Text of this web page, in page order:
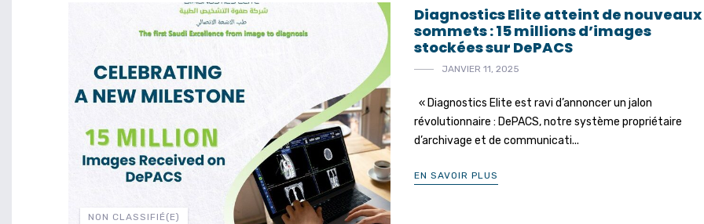
NON CLASSIFIÉ(E)
Diagnostics Elite atteint de nouveaux
sommets : 15 millions d’images
stockées sur DePACS
JANVIER 11, 2025
« Diagnostics Elite est ravi d’annoncer un jalon
révolutionnaire : DePACS, notre système propriétaire
d’archivage et de communicati...
EN SAVOIR PLUS